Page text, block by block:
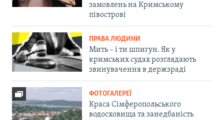
замовлень на Кримському
півострові
ПРАВА ЛЮДИНИ
Мить – і ти шпигун. Як у
кримських судах розглядають
звинувачення в держзраді
ФОТОГАЛЕРЕЇ
Краса Сімферопольського
водосховища та занедбаність